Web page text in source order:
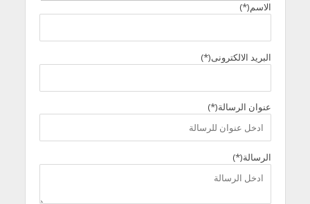
الاسم(*)
البريد الالكترونى(*)
عنوان الرسالة(*)
الرسالة(*)